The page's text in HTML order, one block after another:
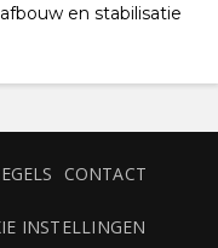
en stabilisatie
CONTACT
INSTELLINGEN